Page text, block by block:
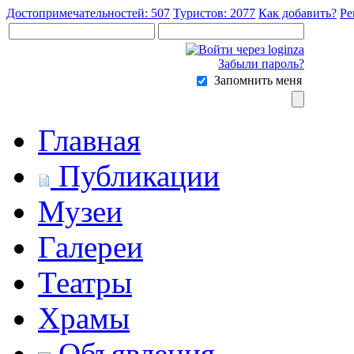
Достопримечательностей: 507 Туристов: 2077 Как добавить?
Забыли пароль?
Запомнить меня
Главная
Публикации
Музеи
Галереи
Театры
Храмы